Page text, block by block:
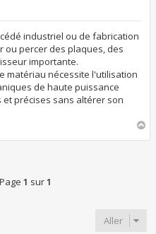
industriel ou de fabrication
percer des plaques, des
importante.
matériau nécessite l'utilisation
de haute puissance
précises sans altérer son
1 sur1
Aller